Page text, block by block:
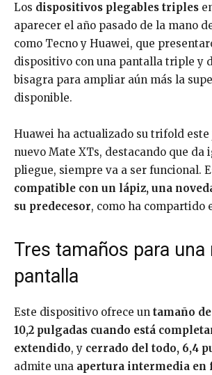
Los dispositivos plegables triples
aparecer el año pasado de la mano
como Tecno y Huawei, que
dispositivo con una pantalla triple y
bisagra para ampliar aún más la
disponible.
Huawei ha actualizado su trifold este
nuevo Mate XTs, destacando que da
pliegue, siempre va a ser funcional.
compatible con un lápiz, una
su predecesor, como ha compartido
Tres tamaños para una
pantalla
Este dispositivo ofrece un tamaño
10,2 pulgadas cuando está
extendido, y cerrado del todo, 6,4
admite una apertura intermedia en